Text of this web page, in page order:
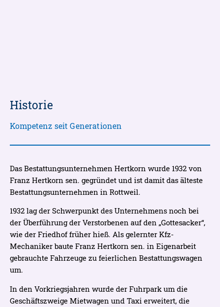
Historie
Kompetenz seit Generationen
Das Bestattungsunternehmen Hertkorn wurde 1932 von
Franz Hertkorn sen. gegründet und ist damit das älteste
Bestattungsunternehmen in Rottweil.
1932 lag der Schwerpunkt des Unternehmens noch bei
der Überführung der Verstorbenen auf den „Gottesacker“,
wie der Friedhof früher hieß. Als gelernter Kfz-
Mechaniker baute Franz Hertkorn sen. in Eigenarbeit
gebrauchte Fahrzeuge zu feierlichen Bestattungswagen
um.
In den Vorkriegsjahren wurde der Fuhrpark um die
Geschäftszweige Mietwagen und Taxi erweitert, die